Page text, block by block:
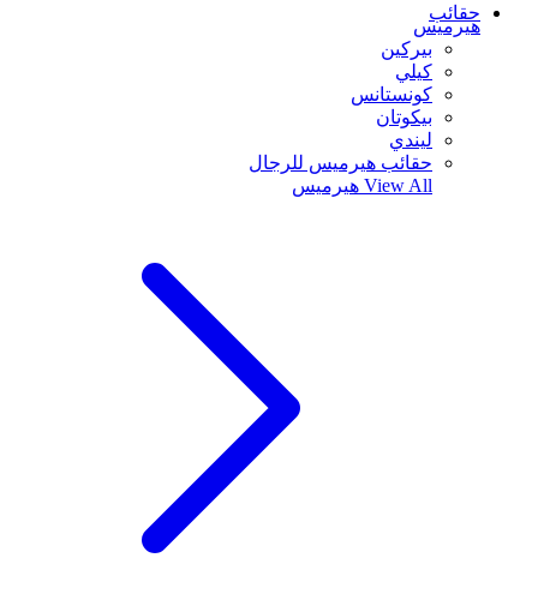
حقائب
هيرميس
بيركين
كيلي
كونستانس
بيكوتان
ليندي
حقائب هيرميس للرجال
View All هيرميس